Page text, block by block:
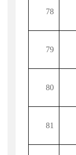
78
79
80
81